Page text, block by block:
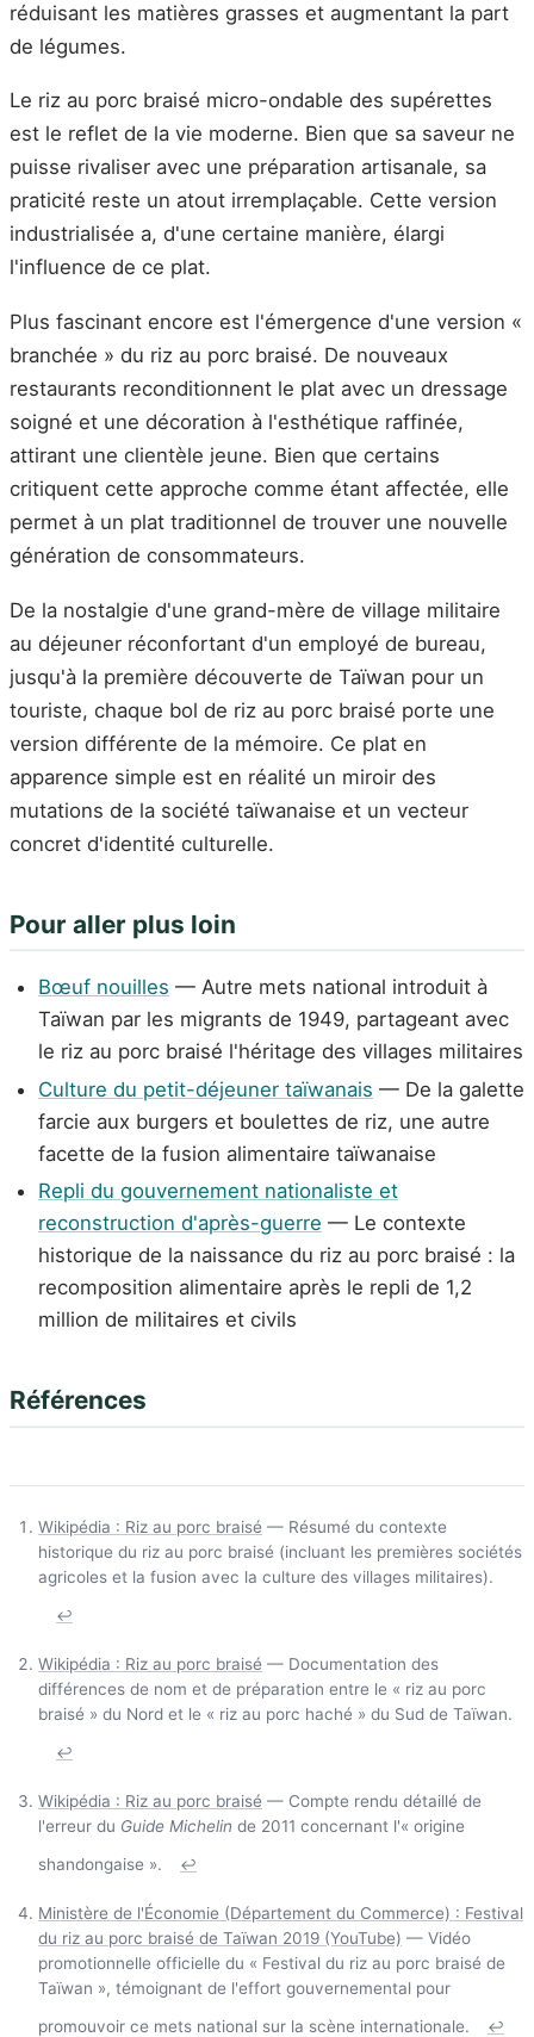
réduisant les matières grasses et augmentant la part
de légumes.
Le riz au porc braisé micro-ondable des supérettes
est le reflet de la vie moderne. Bien que sa saveur ne
puisse rivaliser avec une préparation artisanale, sa
praticité reste un atout irremplaçable. Cette version
industrialisée a, d'une certaine manière, élargi
l'influence de ce plat.
Plus fascinant encore est l'émergence d'une version «
branchée » du riz au porc braisé. De nouveaux
restaurants reconditionnent le plat avec un dressage
soigné et une décoration à l'esthétique raffinée,
attirant une clientèle jeune. Bien que certains
critiquent cette approche comme étant affectée, elle
permet à un plat traditionnel de trouver une nouvelle
génération de consommateurs.
De la nostalgie d'une grand-mère de village militaire
au déjeuner réconfortant d'un employé de bureau,
jusqu'à la première découverte de Taïwan pour un
touriste, chaque bol de riz au porc braisé porte une
version différente de la mémoire. Ce plat en
apparence simple est en réalité un miroir des
mutations de la société taïwanaise et un vecteur
concret d'identité culturelle.
Pour aller plus loin
Bœuf nouilles — Autre mets national introduit à
Taïwan par les migrants de 1949, partageant avec
le riz au porc braisé l'héritage des villages militaires
Culture du petit-déjeuner taïwanais — De la galette
farcie aux burgers et boulettes de riz, une autre
facette de la fusion alimentaire taïwanaise
Repli du gouvernement nationaliste et
reconstruction d'après-guerre — Le contexte
historique de la naissance du riz au porc braisé : la
recomposition alimentaire après le repli de 1,2
million de militaires et civils
Références
Wikipédia : Riz au porc braisé — Résumé du contexte
historique du riz au porc braisé (incluant les premières sociétés
agricoles et la fusion avec la culture des villages militaires).
↩
Wikipédia : Riz au porc braisé — Documentation des
différences de nom et de préparation entre le « riz au porc
braisé » du Nord et le « riz au porc haché » du Sud de Taïwan.
↩
Wikipédia : Riz au porc braisé — Compte rendu détaillé de
l'erreur du Guide Michelin de 2011 concernant l'« origine
shandongaise ».
↩
Ministère de l'Économie (Département du Commerce) : Festival
du riz au porc braisé de Taïwan 2019 (YouTube) — Vidéo
promotionnelle officielle du « Festival du riz au porc braisé de
Taïwan », témoignant de l'effort gouvernemental pour
promouvoir ce mets national sur la scène internationale.
↩